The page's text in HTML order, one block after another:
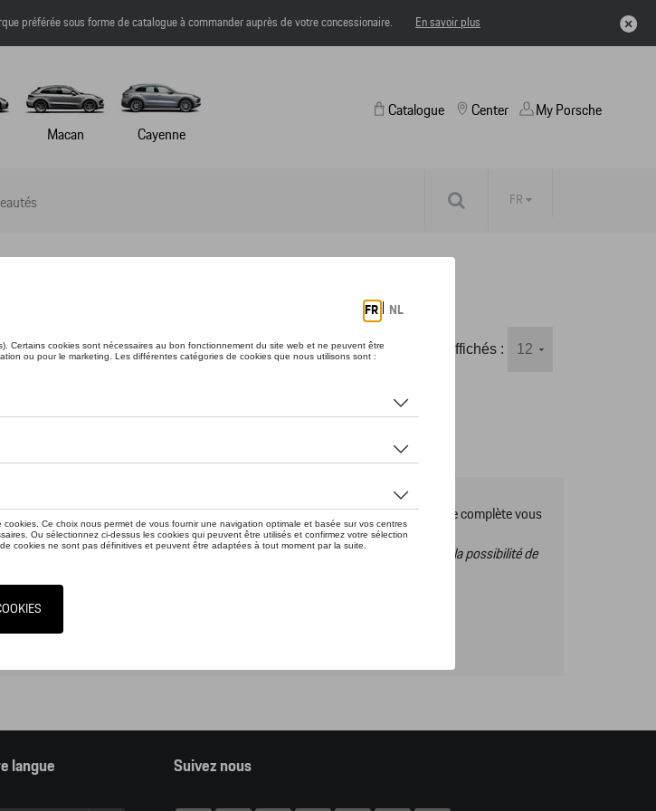
préférée sous forme de catalogue à commander auprès de votre concessionaire. En savoir plus
Macan Cayenne
Catalogue Center My Porsche
FR
Nombre d'éléments affichés :
d’articles de la gamme accessoires Tequipment, pour découvrir la gamme complète vous
d’accessoires Tequipment.
catalogue vous sortez du online shop et dans ce catalogue vous n’aurez donc pas la possibilité de
langue Suivez nous